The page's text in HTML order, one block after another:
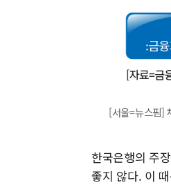
[서울=뉴스핌
한국은행의 주
좋지 않다. 이